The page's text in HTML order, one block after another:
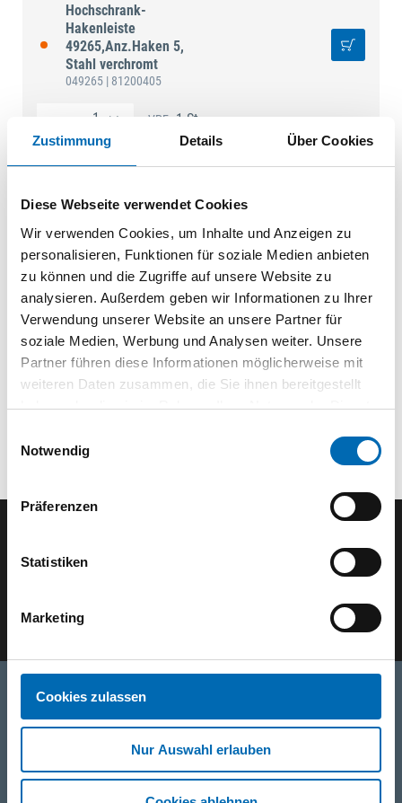
Zustimmung Details Über Cookies
Diese Webseite verwendet Cookies
Wir verwenden Cookies, um Inhalte und Anzeigen zu
personalisieren, Funktionen für soziale Medien anbieten
zu können und die Zugriffe auf unsere Website zu
analysieren. Außerdem geben wir Informationen zu Ihrer
Verwendung unserer Website an unsere Partner für
soziale Medien, Werbung und Analysen weiter. Unsere
Partner führen diese Informationen möglicherweise mit
weiteren Daten zusammen, die Sie ihnen bereitgestellt
haben oder die sie im Rahmen Ihrer Nutzung der Dienste
Notwendig
Präferenzen
Statistiken
Marketing
Cookies zulassen
Nur Auswahl erlauben
Hochschrank-
Hakenleiste
49265,Anz.Haken 5,
Stahl verchromt
049265 | 81200405
VPE 1 St.
49 mm
Tiefe
43 mm
Telefon
+49 871 973 899(Mo - Fr: 07:00 - 18:00 Uhr)